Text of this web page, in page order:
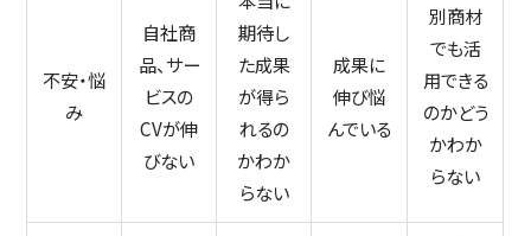
不安・悩
み
自社商
品、サー
ビスの
CVが伸
びない
期待し
た成果
が得ら
れるの
かわか
らない
成果に
伸び悩
んでいる
別商材
でも活
用できる
のかどう
かわか
らない